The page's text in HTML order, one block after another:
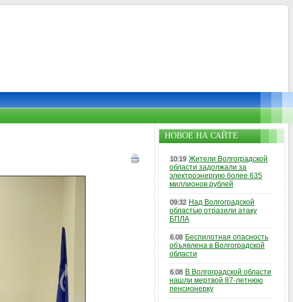
НОВОЕ НА САЙТЕ
10:19 Жители Волгоградской
области задолжали за
электроэнергию более 635
миллионов рублей
09:32 Над Волгоградской
областью отразили атаку
БПЛА
6.08 Беспилотная опасность
объявлена в Волгоградской
области
6.08 В Волгоградской области
нашли мертвой 87-летнюю
пенсионерку